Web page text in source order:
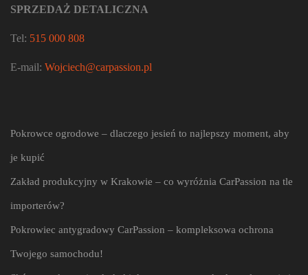
SPRZEDAŻ DETALICZNA
Tel: 515 000 808
E-mail: Wojciech@carpassion.pl
Pokrowce ogrodowe – dlaczego jesień to najlepszy moment, aby
je kupić
Zakład produkcyjny w Krakowie – co wyróżnia CarPassion na tle
importerów?
Pokrowiec antygradowy CarPassion – kompleksowa ochrona
Twojego samochodu!